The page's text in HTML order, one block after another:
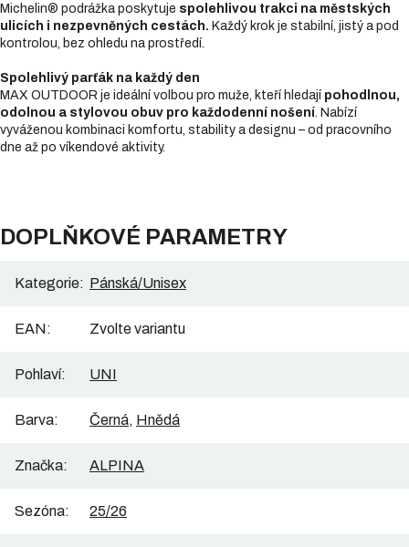
Michelin® podrážka poskytuje spolehlivou trakci na městských
ulicích i nezpevněných cestách. Každý krok je stabilní, jistý a pod
kontrolou, bez ohledu na prostředí.
Spolehlivý parťák na každý den
MAX OUTDOOR je ideální volbou pro muže, kteří hledají pohodlnou,
odolnou a stylovou obuv pro každodenní nošení . Nabízí
vyváženou kombinaci komfortu, stability a designu – od pracovního
dne až po víkendové aktivity.
DOPLŇKOVÉ PARAMETRY
Kategorie: Pánská/Unisex
EAN: Zvolte variantu
Pohlaví: UNI
Barva: Černá, Hnědá
Značka: ALPINA
Sezóna: 25/26